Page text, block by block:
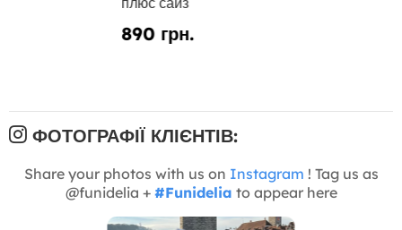
890 грн.
ФОТОГРАФІЇ КЛІЄНТІВ:
Share your photos with us on Instagram ! Tag us as
@funidelia + #Funidelia to appear here